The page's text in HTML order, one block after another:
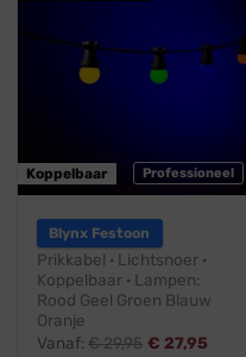
Professioneel
Koppelbaar
Blynx Festoon
Prikkabel · Lichtsnoer ·
Koppelbaar · Lampen:
Rood Geel Groen Blauw
Oranje
Vanaf:€29,95 € 27,95